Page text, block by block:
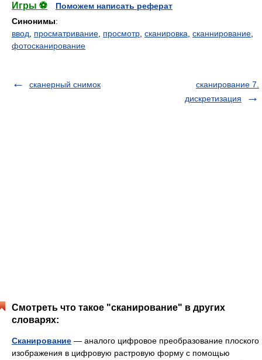
Игры ⚽
Поможем написать реферат
Синонимы:
ввод
просматривание просмотр сканировка сканнирование
фотосканирование
сканерный снимок
сканирование 7.
дискретизация
Смотреть что такое "сканирование" в других
словарях:
Сканирование — аналого цифровое преобразование плоского
изображения в цифровую растровую форму с помощью